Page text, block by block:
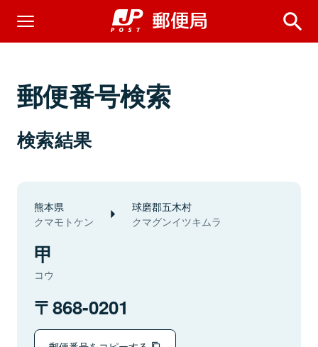
郵便番号検索
検索結果
熊本県
クマモトケン
球磨郡五木村
クマグンイツキムラ
甲
コウ
868-0201